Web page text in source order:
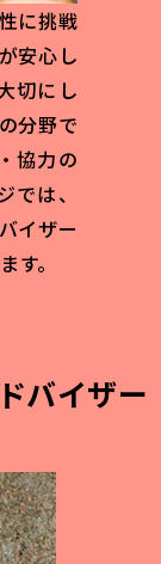
に挑戦
安心し
切にし
分野で
協力の
では、
イザー
す。
バイザー